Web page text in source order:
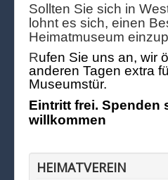
Sollten Sie sich in
lohnt es sich, einen
Heimatmuseum
Rufen Sie uns an, wir
anderen Tagen extra
Museumstür.
Eintritt frei. Spenden
willkommen
HEIMATVEREIN